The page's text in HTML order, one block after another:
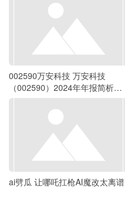
002590万安科技 万安科技
（002590）2024年年报简析：
增收不增利，公司应收账款体量
ai劈瓜 让哪吒扛枪AI魔改太离谱